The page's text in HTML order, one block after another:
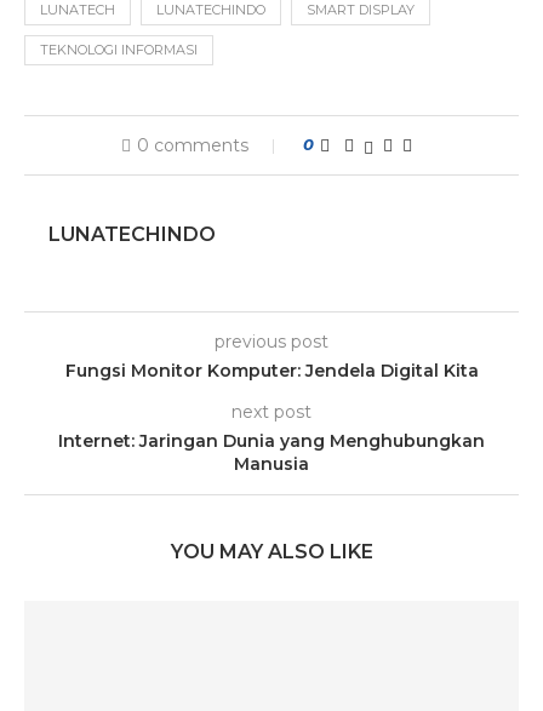
LUNATECH LUNATECHINDO SMART DISPLAY
TEKNOLOGI INFORMASI
0 comments 0
LUNATECHINDO
previous post
Fungsi Monitor Komputer: Jendela Digital Kita
next post
Internet: Jaringan Dunia yang Menghubungkan
Manusia
YOU MAY ALSO LIKE